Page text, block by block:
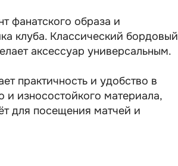
фанатского образа и
клуба. Классический бордовый
аксессуар универсальным.
практичность и удобство в
и износостойкого материала,
для посещения матчей и